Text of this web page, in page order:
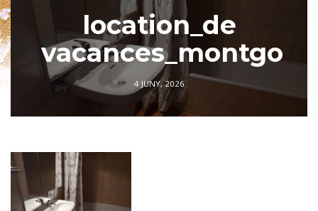
location_de
vacances_montgo
4 JUNY, 2026